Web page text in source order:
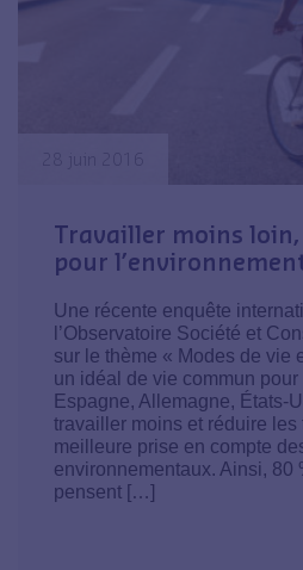
Travailler moins
pour
Une récente enquête
l’Observatoire Société et
sur le thème « Modes de vie
un idéal de vie commun
Espagne, Allemagne, États-
travailler moins et réduire les
meilleure prise en compte
environnementaux. Ainsi, 80
pensent […]